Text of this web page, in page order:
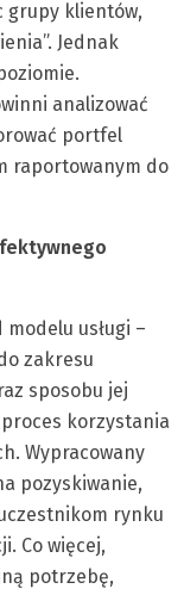
grupy klientów,
Jednak
analizować
portfel
raportowanym do
usługi –
zakresu
sposobu jej
korzystania
Wypracowany
pozyskiwanie,
rynku
Co więcej,
potrzebę,